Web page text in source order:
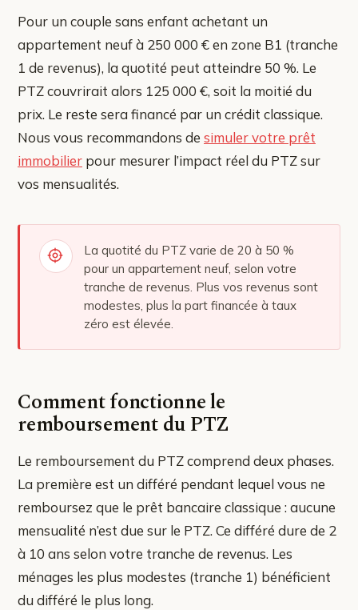
Pour un couple sans enfant achetant un
appartement neuf à 250 000 € en zone B1 (tranche
1 de revenus), la quotité peut atteindre 50 %. Le
PTZ couvrirait alors 125 000 €, soit la moitié du
prix. Le reste sera financé par un crédit classique.
Nous vous recommandons de simuler votre prêt
immobilier pour mesurer l’impact réel du PTZ sur
vos mensualités.
La quotité du PTZ varie de 20 à 50 %
pour un appartement neuf, selon votre
tranche de revenus. Plus vos revenus sont
modestes, plus la part financée à taux
zéro est élevée.
Comment fonctionne le
remboursement du PTZ
Le remboursement du PTZ comprend deux phases.
La première est un différé pendant lequel vous ne
remboursez que le prêt bancaire classique : aucune
mensualité n’est due sur le PTZ. Ce différé dure de 2
à 10 ans selon votre tranche de revenus. Les
ménages les plus modestes (tranche 1) bénéficient
du différé le plus long.